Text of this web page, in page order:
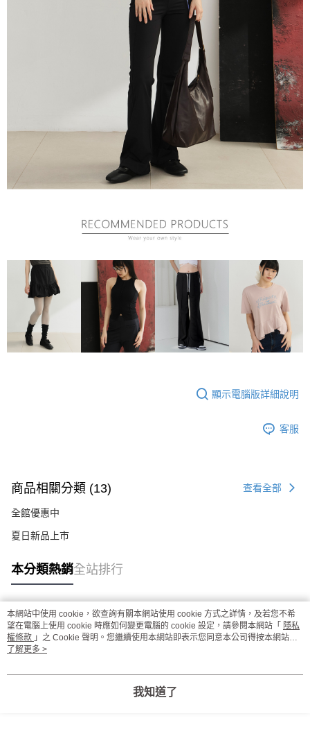
顯示電腦版詳細說明
客服
商品相關分類 (13) 查看全部
全館優惠中
夏日新品上市
本分類熱銷全站排行
熱門標籤
本網站中使用 cookie，欲查詢有關本網站使用 cookie 方式之詳情，及若您不希
望在電腦上使用 cookie 時應如何變更電腦的 cookie 設定，請參閱本網站「 隱私
權條款 」之 Cookie 聲明。您繼續使用本網站即表示您同意本公司得按本網站使
用條款之 Cookie 聲明使用 cookie。
了解更多 >
我知道了